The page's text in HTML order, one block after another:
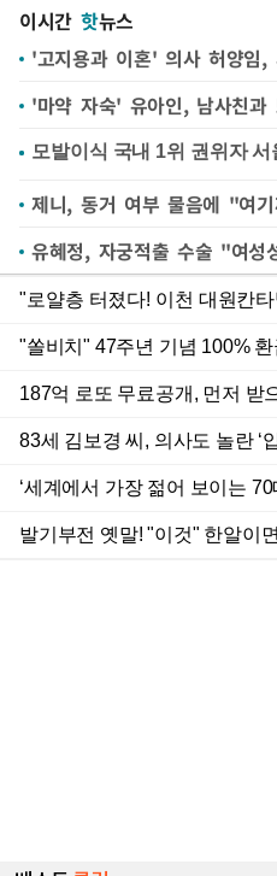
이시간 핫뉴스
'고지용과 이혼' 의사 허양임,
'마약 자숙' 유아인, 남사친과
제니, 동거 여부 물음에 "여
유혜정, 자궁적출 수술 "여